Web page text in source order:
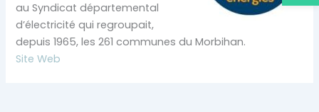
au Syndicat départemental
d’électricité qui regroupait,
depuis 1965, les 261 communes du Morbihan.
Site Web